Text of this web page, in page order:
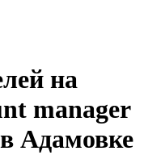
на
manager
Адамовке